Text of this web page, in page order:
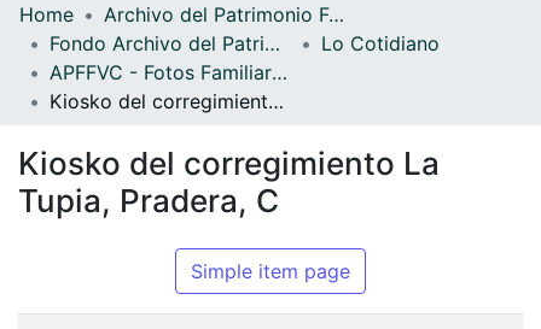
Statistics
Home
Archivo del Patrimonio Fotográfico y Fílmico del Valle del Cauca
Fondo Archivo del Patrimonio Fotográfico y Fílmico del Valle del Cauca
Lo Cotidiano
APFFVC - Fotos Familiares - Patrimonial
Kiosko del corregimiento La Tupia, Pradera, C
Kiosko del corregimiento La
Tupia, Pradera, C
Simple item page